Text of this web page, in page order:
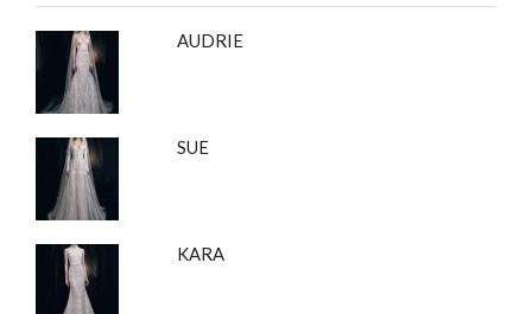
AUDRIE
SUE
KARA